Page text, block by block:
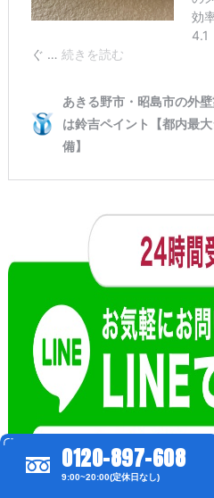
0120-897-608
9:00~20:00(定休日なし)